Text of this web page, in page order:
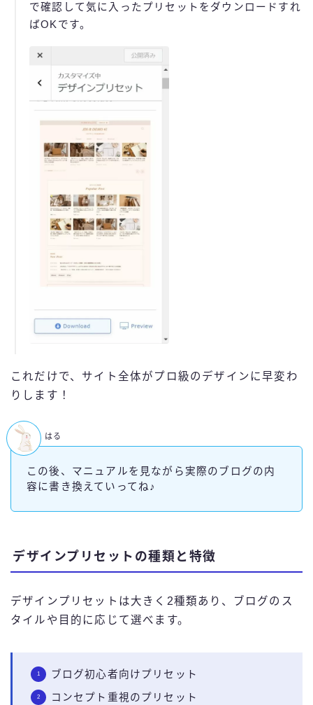
で確認して気に入ったプリセットをダウンロードすれ
ばOKです。
これだけで、サイト全体がプロ級のデザインに早変わ
りします！
この後、マニュアルを見ながら実際のブログの内
容に書き換えていってね♪
はる
デザインプリセットの種類と特徴
デザインプリセットは大きく2種類あり、ブログのス
タイルや目的に応じて選べます。
ブログ初心者向けプリセット
コンセプト重視のプリセット